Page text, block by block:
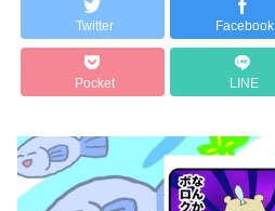
Twitter Facebook
Pocket LINE